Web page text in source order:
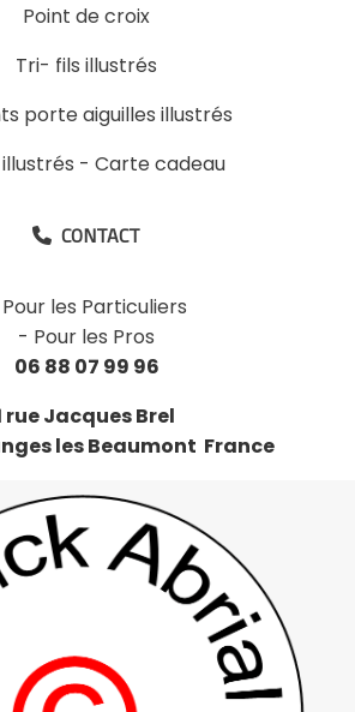
Point de croix
Tri- fils illustrés
porte aiguilles illustrés
- Carte cadeau
 CONTACT
Pour les Particuliers
- Pour les Pros
06 88 07 99 96
rue Jacques Brel
les Beaumont France